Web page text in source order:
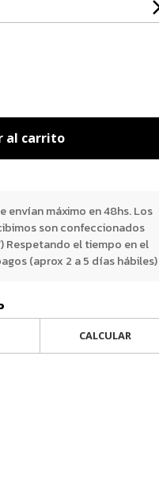
al carrito
envían máximo en 48hs. Los
son confeccionados
Respetando el tiempo en el
(aprox 2 a 5 días hábiles)
CALCULAR